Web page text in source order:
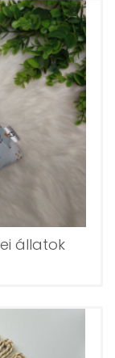
állatok